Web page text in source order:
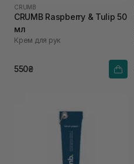
CRUMB
CRUMB Raspberry & Tulip 50
мл
Крем для рук
550₴